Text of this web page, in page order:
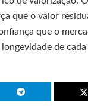
que o valor
que o
de